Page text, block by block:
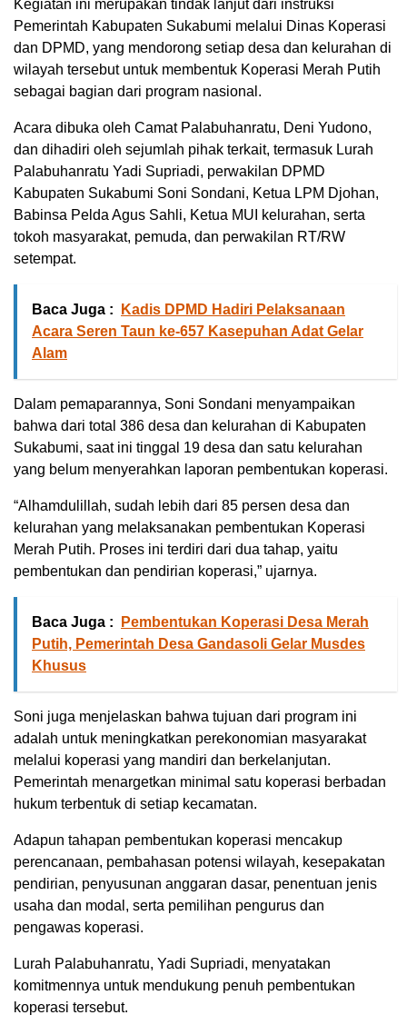
Kegiatan ini merupakan tindak lanjut dari instruksi
Pemerintah Kabupaten Sukabumi melalui Dinas Koperasi
dan DPMD, yang mendorong setiap desa dan kelurahan di
wilayah tersebut untuk membentuk Koperasi Merah Putih
sebagai bagian dari program nasional.
Acara dibuka oleh Camat Palabuhanratu, Deni Yudono,
dan dihadiri oleh sejumlah pihak terkait, termasuk Lurah
Palabuhanratu Yadi Supriadi, perwakilan DPMD
Kabupaten Sukabumi Soni Sondani, Ketua LPM Djohan,
Babinsa Pelda Agus Sahli, Ketua MUI kelurahan, serta
tokoh masyarakat, pemuda, dan perwakilan RT/RW
setempat.
Baca Juga :
Kadis DPMD Hadiri Pelaksanaan
Acara Seren Taun ke-657 Kasepuhan Adat Gelar
Alam
Dalam pemaparannya, Soni Sondani menyampaikan
bahwa dari total 386 desa dan kelurahan di Kabupaten
Sukabumi, saat ini tinggal 19 desa dan satu kelurahan
yang belum menyerahkan laporan pembentukan koperasi.
“Alhamdulillah, sudah lebih dari 85 persen desa dan
kelurahan yang melaksanakan pembentukan Koperasi
Merah Putih. Proses ini terdiri dari dua tahap, yaitu
pembentukan dan pendirian koperasi,” ujarnya.
Baca Juga :
Pembentukan Koperasi Desa Merah
Putih, Pemerintah Desa Gandasoli Gelar Musdes
Khusus
Soni juga menjelaskan bahwa tujuan dari program ini
adalah untuk meningkatkan perekonomian masyarakat
melalui koperasi yang mandiri dan berkelanjutan.
Pemerintah menargetkan minimal satu koperasi berbadan
hukum terbentuk di setiap kecamatan.
Adapun tahapan pembentukan koperasi mencakup
perencanaan, pembahasan potensi wilayah, kesepakatan
pendirian, penyusunan anggaran dasar, penentuan jenis
usaha dan modal, serta pemilihan pengurus dan
pengawas koperasi.
Lurah Palabuhanratu, Yadi Supriadi, menyatakan
komitmennya untuk mendukung penuh pembentukan
koperasi tersebut.